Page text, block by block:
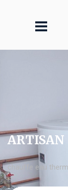
ARTISAN
chauffe eau